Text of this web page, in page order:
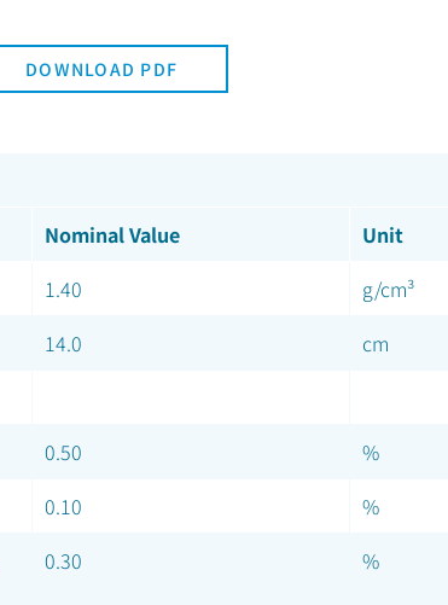
DOWNLOAD PDF
Nominal Value Unit
1.40 g/cm³
14.0 cm
0.50
%
0.10
%
0.30 %